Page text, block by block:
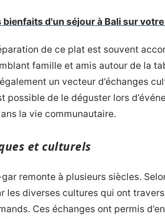
bienfaits d'un séjour à Bali sur
de ce plat est souvent
famille et amis autour de la
un vecteur d’échanges
possible de le déguster lors
la vie communautaire.
et culturels
remonte à plusieurs siècles.
les diverses cultures qui ont
Ces échanges ont permis